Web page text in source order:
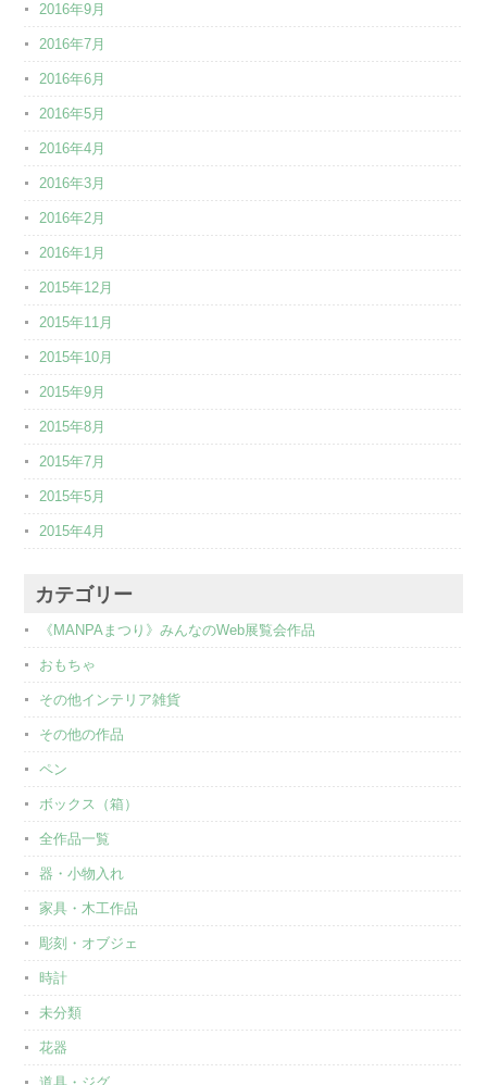
2016年9月
2016年7月
2016年6月
2016年5月
2016年4月
2016年3月
2016年2月
2016年1月
2015年12月
2015年11月
2015年10月
2015年9月
2015年8月
2015年7月
2015年5月
2015年4月
カテゴリー
《MANPAまつり》みんなのWeb展覧会作品
おもちゃ
その他インテリア雑貨
その他の作品
ペン
ボックス（箱）
全作品一覧
器・小物入れ
家具・木工作品
彫刻・オブジェ
時計
未分類
花器